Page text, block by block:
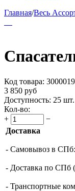
Главная/Весь
Код товара: 3000019
3 850 руб
Доступность: 25 шт.
Кол-во:
+
−
Доставка
- Самовывоз в СПб:
- Доставка по СПб
- Транспортные